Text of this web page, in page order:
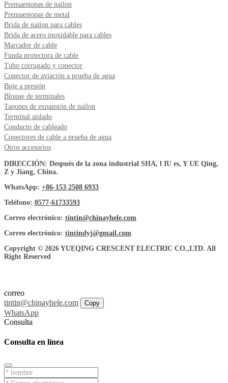
Prensaestopas de nailon
Prensaestopas de metal
Brida de nailon para cables
Brida de acero inoxidable para cables
Marcador de cable
Funda protectora de cable
Tubo corrugado y conector
Conector de aviación a prueba de agua
Buje a presión
Bloque de terminales
Tapones de expansión de nailon
Terminal aislado
Conducto de cableado
Conectores de cable a prueba de agua
Otros accesorios
DIRECCIÓN: Después de la zona industrial SHA, l IU es, Y UE Qing,
Z y Jiang, China.
WhatsApp: +86-153 2508 6933
Teléfono: 0577-61733593
Correo electrónico: tintin@chinayhele.com
Correo electrónico: tintindyj@gmail.com
Copyright © 2026 YUEQING CRESCENT ELECTRIC CO.,LTD. All
Right Reserved
correo
tintin@chinayhele.com
Copy
WhatsApp
Consulta
Consulta en línea